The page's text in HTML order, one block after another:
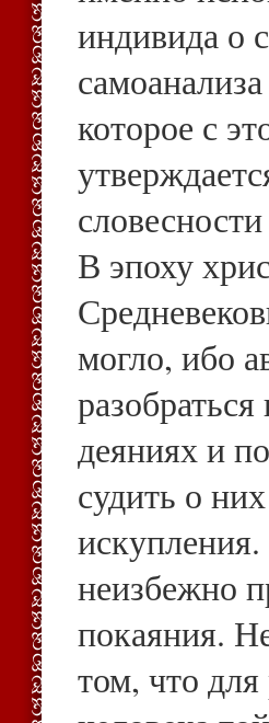
индивида о
которое с
В эпоху
могло, ибо
деяниях и
судить о
искупления.
неизбежно
покаяния.
том, что для